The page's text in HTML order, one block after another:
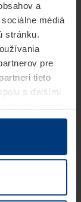
a
médiá
stránku.
pre
tieto
s ďalšími
na Vašom
typy cookie
môžete
cookie